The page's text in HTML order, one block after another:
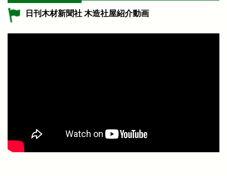
日刊木材新聞社 木造社屋紹介動画